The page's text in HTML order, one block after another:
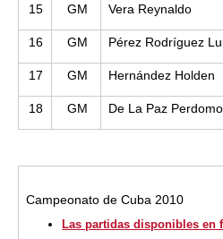
15 GM Vera Reynaldo
16 GM Pérez Rodríguez
17 GM Hernández Holden
18 GM De La Paz
Campeonato de Cuba 2010
Las partidas disponibles en